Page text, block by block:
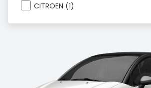
CITROEN (1)